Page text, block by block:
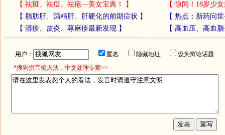
【 祛斑、祛痘、祛疮—美女宝典！ 】 【惊闻！18岁少
【 脂肪肝、酒精肝、肝硬化的前期症状 】 【 热点：新药问
【 湿疹、皮炎、荨麻疹最新发现】 【 高血压、高血
用户： 匿名 隐藏地址
设为辩论话题
*搜狗拼音输入法，中文处理专家>>